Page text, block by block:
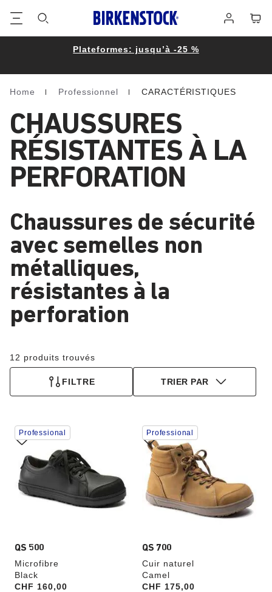
connecter
Plateformes: jusqu’à -25 %
Homepage
Home Professionnel CARACTÉRISTIQUES
CHAUSSURES
RÉSISTANTES À LA
PERFORATION
Chaussures de sécurité
avec semelles non
métalliques,
résistantes à la
perforation
12 produits trouvés
FILTRE TRIER PAR
QS 500
Microfibre
Black
Price:
CHF 160,00
Cliquer
sur
les
échantillons
de
couleurs
modifiera
l’image
Professional
QS 700
Cuir naturel
Camel
Price:
CHF 175,00
Cliquer
sur
les
échantillons
couleurs
modifiera
l’image
Professional